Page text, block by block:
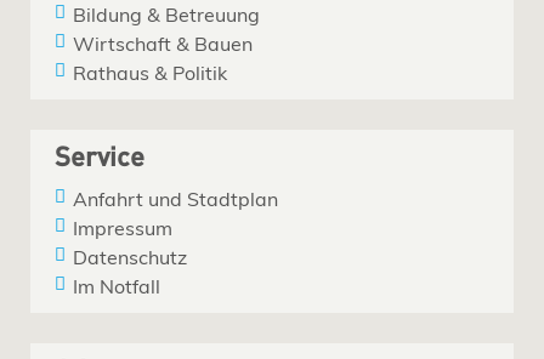
Bildung & Betreuung
Wirtschaft & Bauen
Rathaus & Politik
Service
Anfahrt und Stadtplan
Impressum
Datenschutz
Im Notfall